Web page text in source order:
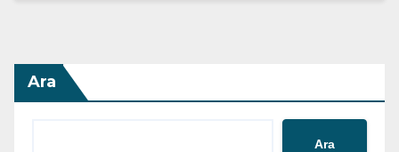
Ara
Ara